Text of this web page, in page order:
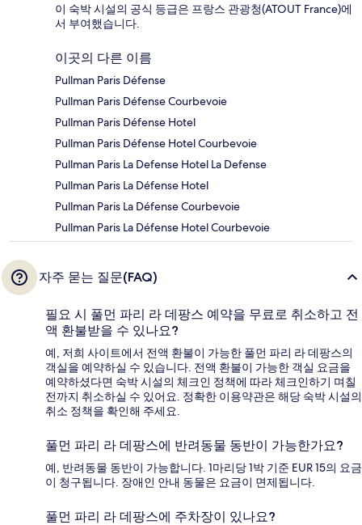
이 숙박 시설의 공식 등급은 프랑스 관광청(ATOUT France)에
서 부여했습니다.
이곳의 다른 이름
Pullman Paris Défense
Pullman Paris Défense Courbevoie
Pullman Paris Défense Hotel
Pullman Paris Défense Hotel Courbevoie
Pullman Paris La Defense Hotel La Defense
Pullman Paris La Défense Hotel
Pullman Paris La Défense Courbevoie
Pullman Paris La Défense Hotel Courbevoie
자주 묻는 질문(FAQ)
필요 시 풀먼 파리 라 데팡스 예약을 무료로 취소하고 전
액 환불받을 수 있나요?
예, 저희 사이트에서 전액 환불이 가능한 풀먼 파리 라 데팡스의
객실을 예약하실 수 있습니다. 전액 환불이 가능한 객실 요금을
예약하셨다면 숙박 시설의 체크인 정책에 따라 체크인하기 며칠
전까지 취소하실 수 있어요. 정확한 이용약관은 해당 숙박 시설의
취소 정책을 확인해 주세요.
풀먼 파리 라 데팡스에 반려동물 동반이 가능한가요?
예, 반려동물 동반이 가능합니다. 1마리당 1박 기준 EUR 15의 요금
이 청구됩니다. 장애인 안내 동물은 요금이 면제됩니다.
풀먼 파리 라 데팡스에 주차장이 있나요?